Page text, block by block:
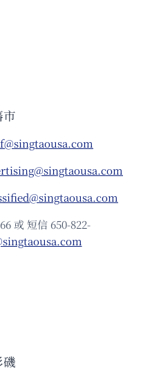
市
或 短信 650-822-
磯